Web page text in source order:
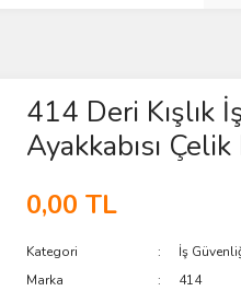
414 Deri Kışlık
Ayakkabısı
0,00 TL
Kategori İş
Marka
414